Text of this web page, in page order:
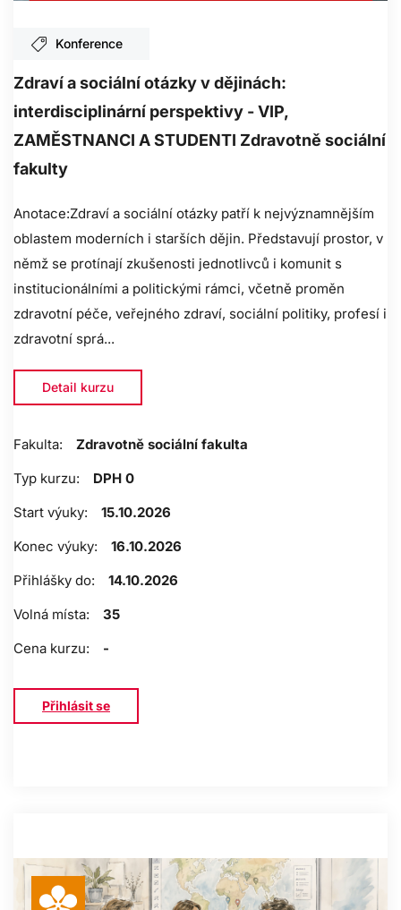
Konference
Zdraví a sociální otázky v dějinách:
interdisciplinární perspektivy - VIP,
ZAMĚSTNANCI A STUDENTI Zdravotně sociální
fakulty
Anotace:Zdraví a sociální otázky patří k nejvýznamnějším
oblastem moderních i starších dějin. Představují prostor, v
němž se protínají zkušenosti jednotlivců i komunit s
institucionálními a politickými rámci, včetně proměn
zdravotní péče, veřejného zdraví, sociální politiky, profesí i
zdravotní sprá...
Detail kurzu
Fakulta:
Zdravotně sociální fakulta
Typ kurzu:
DPH 0
Start výuky:
15.10.2026
Konec výuky:
16.10.2026
Přihlášky do:
14.10.2026
Volná místa:
35
Cena kurzu:
-
Přihlásit se